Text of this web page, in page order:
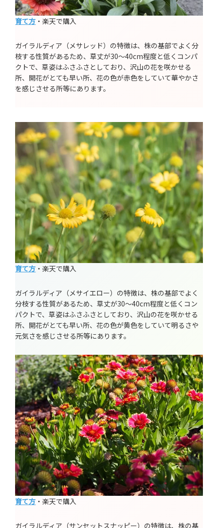
育て方 ・楽天で購入
ガイラルディア（メサレッド）の特徴は、株の基部でよく分
枝する性質があるため、草丈が30～40cm程度と低くコンパ
クトで、草姿はふさふさとしており、沢山の花を咲かせる
所、開花がとても早い所、花の色が赤色をしていて華やかさ
を感じさせる所等にあります。
育て方 ・楽天で購入
ガイラルディア（メサイエロー）の特徴は、株の基部でよく
分枝する性質があるため、草丈が30～40cm程度と低くコン
パクトで、草姿はふさふさとしており、沢山の花を咲かせる
所、開花がとても早い所、花の色が黄色をしていて明るさや
元気さを感じさせる所等にあります。
育て方 ・楽天で購入
ガイラルディア（サンセットスナッピー）の特徴は、株の基